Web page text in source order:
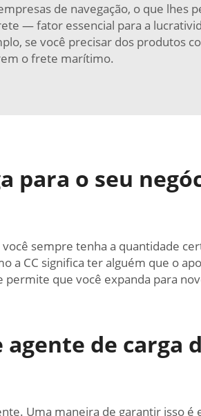
de navegação, o que lhes
— fator essencial para a
se você precisar dos produtos
o frete marítimo.
para o seu
sempre tenha a quantidade
a CC significa ter alguém que o
permite que você expanda para
de carga
Uma maneira de garantir isso é